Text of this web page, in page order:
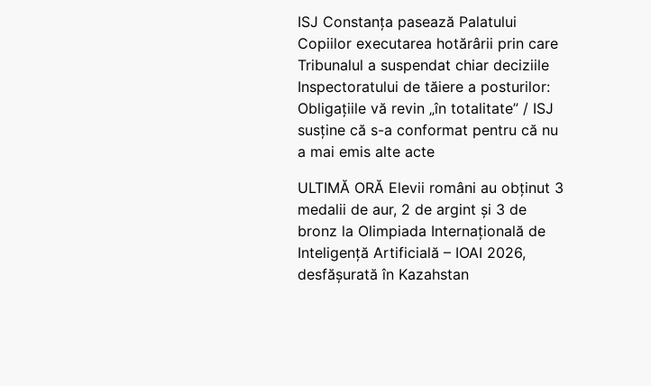
ISJ Constanța pasează Palatului
Copiilor executarea hotărârii prin care
Tribunalul a suspendat chiar deciziile
Inspectoratului de tăiere a posturilor:
Obligațiile vă revin „în totalitate” / ISJ
susține că s-a conformat pentru că nu
a mai emis alte acte
ULTIMĂ ORĂ Elevii români au obținut 3
medalii de aur, 2 de argint și 3 de
bronz la Olimpiada Internațională de
Inteligență Artificială – IOAI 2026,
desfășurată în Kazahstan